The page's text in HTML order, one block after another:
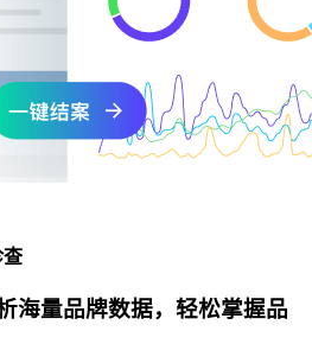
查
海量品牌数据，轻松掌握品